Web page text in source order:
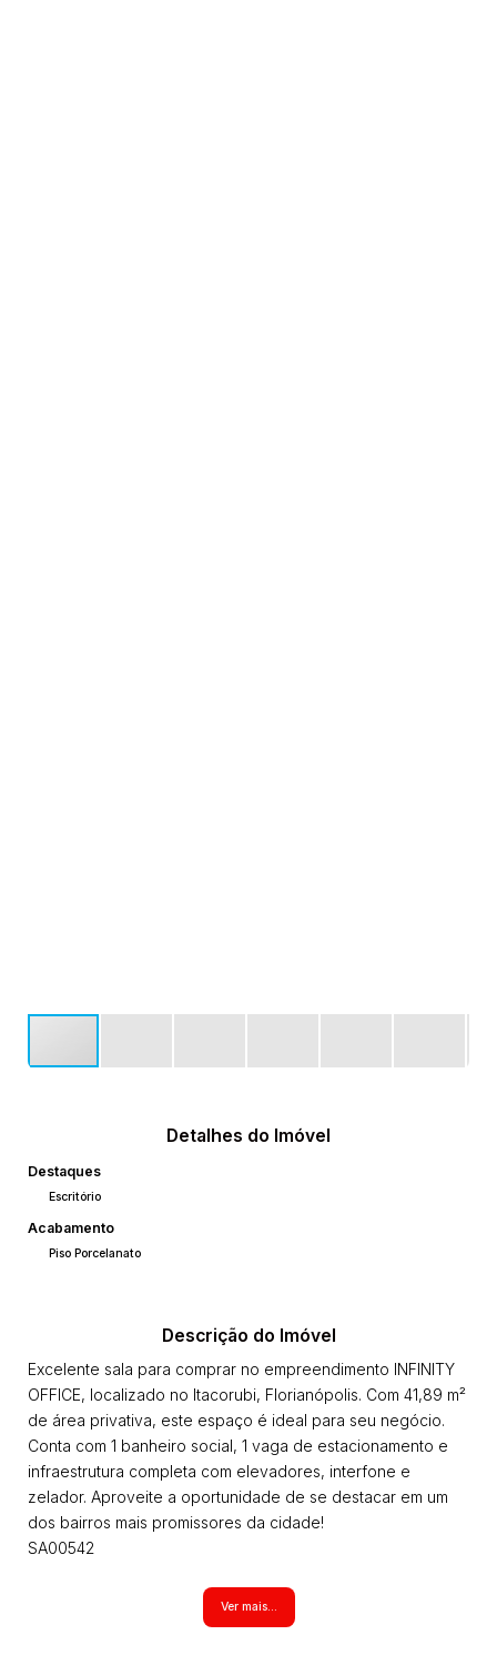
Detalhes do Imóvel
Destaques
Escritório
Acabamento
Piso Porcelanato
Descrição do Imóvel
Excelente sala para comprar no empreendimento INFINITY
OFFICE, localizado no Itacorubi, Florianópolis. Com 41,89 m²
de área privativa, este espaço é ideal para seu negócio.
Conta com 1 banheiro social, 1 vaga de estacionamento e
infraestrutura completa com elevadores, interfone e
zelador. Aproveite a oportunidade de se destacar em um
dos bairros mais promissores da cidade!
SA00542
Todos os imóveis anunciados estão sujeitos a terem seus
valores (aluguel, preço de venda ou locação, condomínio,
Ver mais...